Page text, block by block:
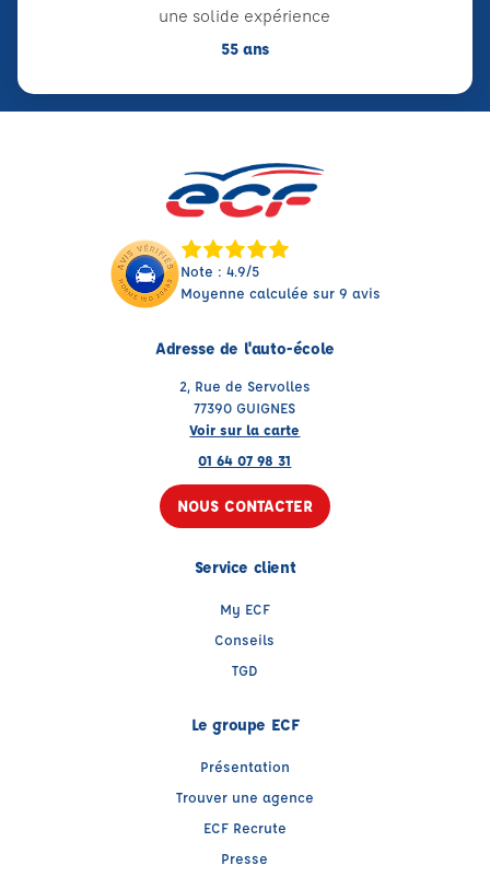
une solide expérience
55 ans
Note : 4.9/5
Moyenne calculée sur 9 avis
Adresse de l'auto-école
2, Rue de Servolles
77390 GUIGNES
Voir sur la carte
01 64 07 98 31
NOUS CONTACTER
Service client
My ECF
Conseils
TGD
Le groupe ECF
Présentation
Trouver une agence
ECF Recrute
Presse